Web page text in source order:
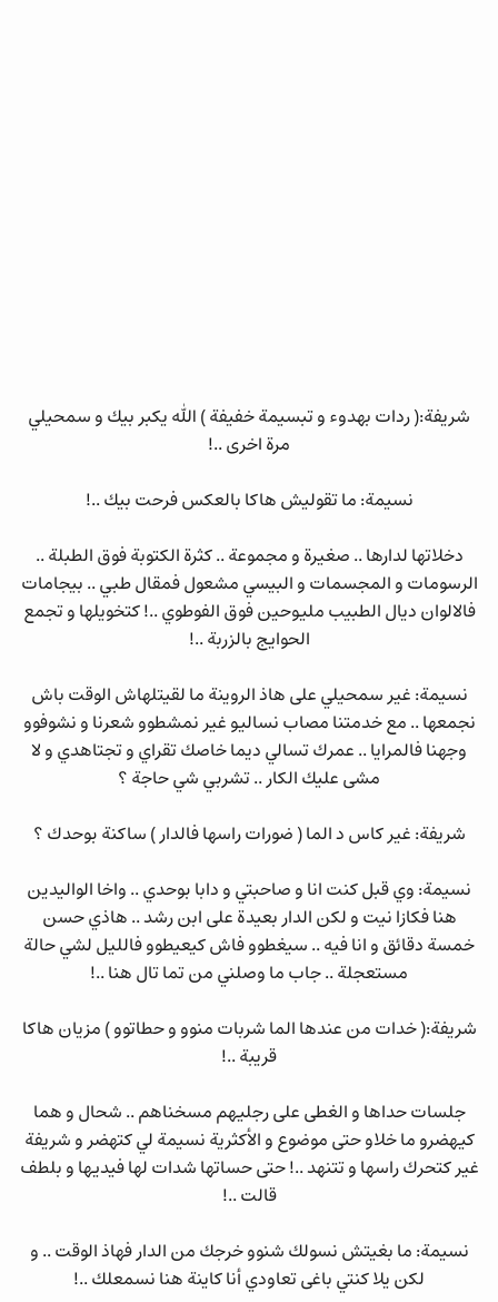
شريفة:( ردات بهدوء و تبسيمة خفيفة ) الله يكبر بيك و سمحيلي
مرة اخرى ..!
نسيمة: ما تقوليش هاكا بالعكس فرحت بيك ..!
دخلاتها لدارها .. صغيرة و مجموعة .. كثرة الكتوبة فوق الطبلة ..
الرسومات و المجسمات و البيسي مشعول فمقال طبي .. بيجامات
فالالوان ديال الطبيب مليوحين فوق الفوطوي ..! كتخويلها و تجمع
الحوايج بالزربة ..!
نسيمة: غير سمحيلي على هاذ الروينة ما لقيتلهاش الوقت باش
نجمعها .. مع خدمتنا مصاب نساليو غير نمشطوو شعرنا و نشوفوو
وجهنا فالمرايا .. عمرك تسالي ديما خاصك تقراي و تجتاهدي و لا
مشى عليك الكار .. تشربي شي حاجة ؟
شريفة: غير كاس د الما ( ضورات راسها فالدار ) ساكنة بوحدك ؟
نسيمة: وي قبل كنت انا و صاحبتي و دابا بوحدي .. واخا الواليدين
هنا فكازا نيت و لكن الدار بعيدة على ابن رشد .. هاذي حسن
خمسة دقائق و انا فيه .. سيغطوو فاش كيعيطوو فالليل لشي حالة
مستعجلة .. جاب ما وصلني من تما تال هنا ..!
شريفة:( خدات من عندها الما شربات منوو و حطاتوو ) مزيان هاكا
قريبة ..!
جلسات حداها و الغطى على رجليهم مسخناهم .. شحال و هما
كيهضرو ما خلاو حتى موضوع و الأكثرية نسيمة لي كتهضر و شريفة
غير كتحرك راسها و تتنهد ..! حتى حساتها شدات لها فيديها و بلطف
قالت ..!
نسيمة: ما بغيتش نسولك شنوو خرجك من الدار فهاذ الوقت .. و
لكن يلا كنتي باغى تعاودي أنا كاينة هنا نسمعلك ..!